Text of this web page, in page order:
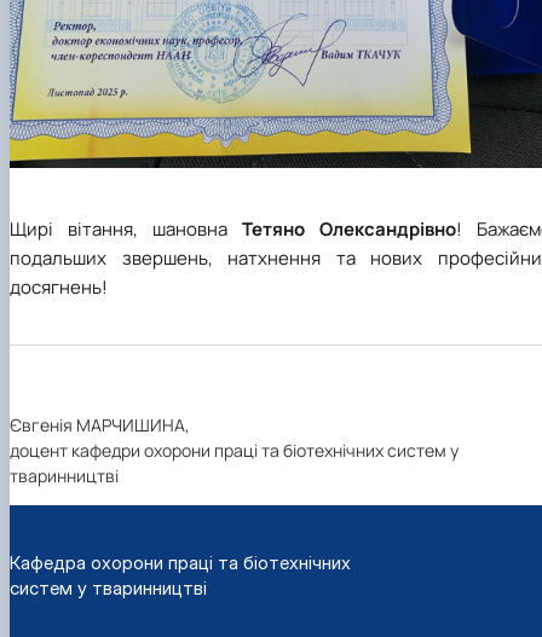
Щирі вітання, шановна Тетяно Олександрівно!
подальших звершень, натхнення та нових
досягнень!
Євгенія МАРЧИШИНА,
доцент кафедри охорони праці та біотехнічних систем у
тваринництві
Кафедра охорони праці та біотехнічних
систем у тваринництві